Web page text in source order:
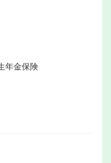
年金保険